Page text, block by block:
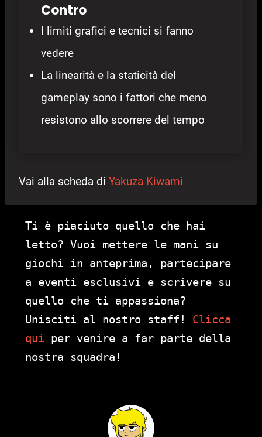
Contro
I limiti grafici e tecnici si fanno
vedere
La linearità e la staticità del
gameplay sono i fattori che meno
resistono allo scorrere del tempo
Vai alla scheda di Yakuza Kiwami
Ti è piaciuto quello che hai
letto? Vuoi mettere le mani su
giochi in anteprima, partecipare
a eventi esclusivi e scrivere su
quello che ti appassiona?
Unisciti al nostro staff! Clicca
qui per venire a far parte della
nostra squadra!